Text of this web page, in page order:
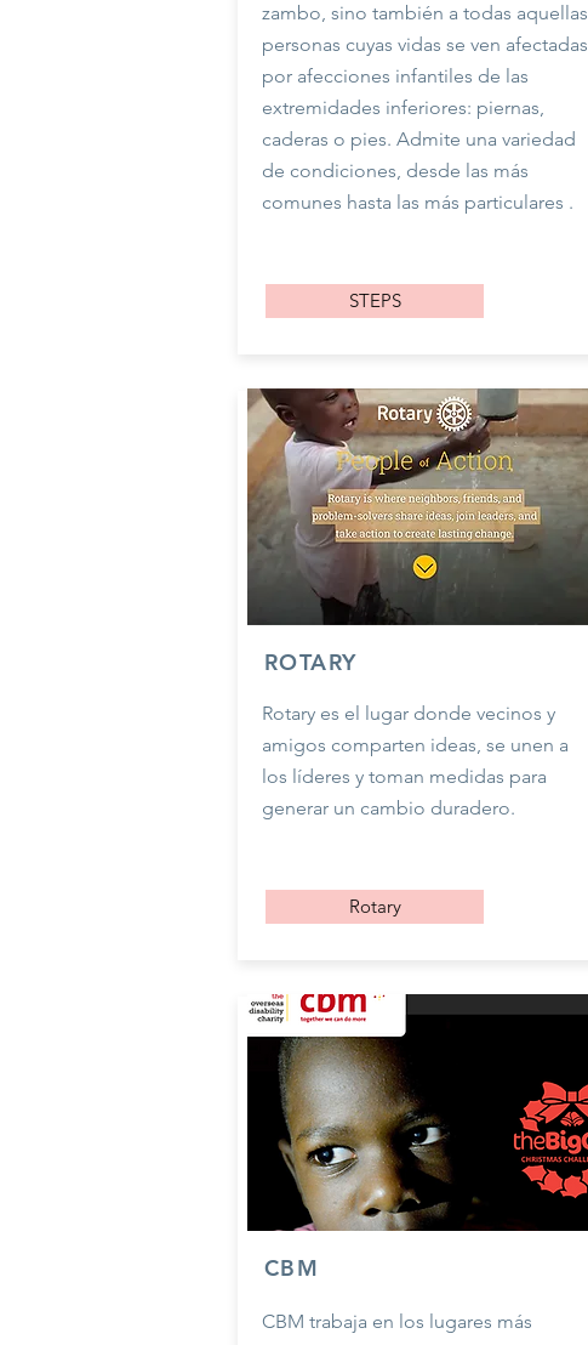
zambo, sino también a todas aquellas
personas cuyas vidas se ven afectadas
por afecciones infantiles de las
extremidades inferiores: piernas,
caderas o pies. Admite una variedad
de condiciones, desde las más
comunes hasta las más particulares .
STEPS
ROTARY
Rotary es el lugar donde vecinos y
amigos comparten ideas, se unen a
los líderes y toman medidas para
generar un cambio duradero.
Rotary
CBM
CBM trabaja en los lugares más